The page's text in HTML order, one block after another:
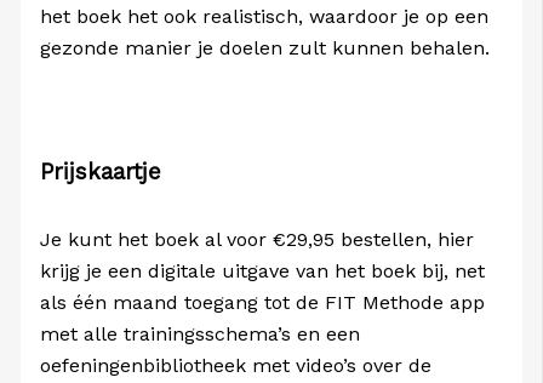
het boek het ook realistisch, waardoor je op een
gezonde manier je doelen zult kunnen behalen.
Prijskaartje
Je kunt het boek al voor €29,95 bestellen, hier
krijg je een digitale uitgave van het boek bij, net
als één maand toegang tot de FIT Methode app
met alle trainingsschema’s en een
oefeningenbibliotheek met video’s over de